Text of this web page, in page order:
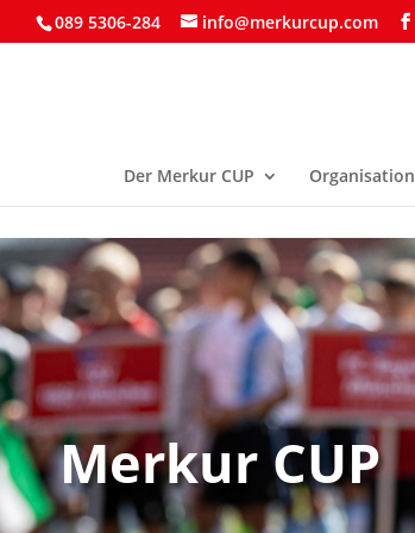
089 5306-284 info@merkurcup.com
Der Merkur CUP Organisation
Merkur CUP